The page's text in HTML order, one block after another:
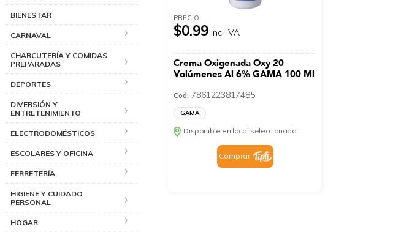
BIENESTAR
CARNAVAL
CHARCUTERÍA Y COMIDAS
PREPARADAS
DEPORTES
DIVERSIÓN Y
ENTRETENIMIENTO
ELECTRODOMÉSTICOS
ESCOLARES Y OFICINA
FERRETERÍA
HIGIENE Y CUIDADO
PERSONAL
HOGAR
PRECIO
$0.99 Inc. IVA
Crema Oxigenada Oxy 20
Volúmenes Al 6% GAMA 100 Ml
Cod: 7861223817485
GAMA
Disponible en local seleccionado
Comprar